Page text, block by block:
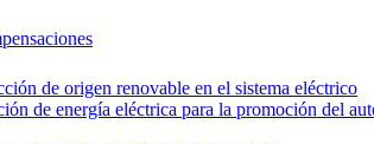
de origen renovable en el sistema eléctrico
de energía eléctrica para la promoción del